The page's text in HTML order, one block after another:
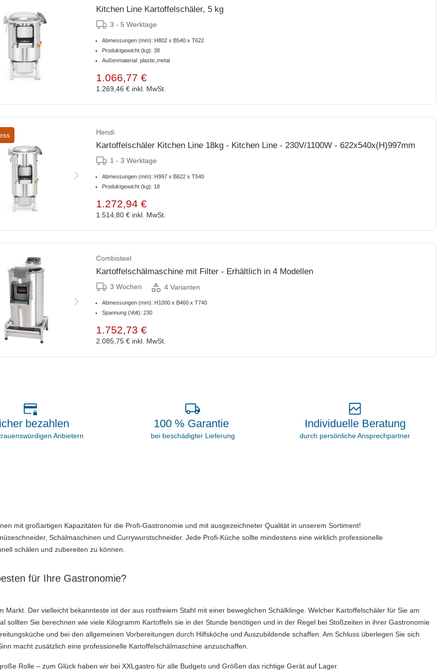
Kitchen Line Kartoffelschäler, 5 kg
3 - 5 Werktage
Abmessungen (mm): H802 x B540 x T622
Produktgewicht (kg): 38
Außenmaterial: plastic,metal
1.066,77 €
1.269,46 € inkl. MwSt.
Hendi
Kartoffelschäler Kitchen Line 18kg - Kitchen Line - 230V/1100W - 622x540x(H)997mm
1 - 3 Werktage
Abmessungen (mm): H997 x B622 x T540
Produktgewicht (kg): 18
1.272,94 €
1.514,80 € inkl. MwSt.
Combisteel
Kartoffelschälmaschine mit Filter - Erhältlich in 4 Modellen
3 Wochen 4 Varianten
Abmessungen (mm): H1000 x B460 x T740
Spannung (Volt): 230
1.752,73 €
2.085,75 € inkl. MwSt.
bezahlen
Anbietern
100 % Garantie
bei beschädigter Lieferung
Individuelle Beratung
durch persönliche Ansprechpartner
mit großartigen Kapazitäten für die Profi-Gastronomie und mit ausgezeichneter Qualität in unserem Sortiment!
Schälmaschinen und Currywurstschneider. Jede Profi-Küche sollte mindestens eine wirklich professionelle
schälen und zubereiten zu können.
für Ihre Gastronomie?
Der vielleicht bekannteste ist der aus rostfreiem Stahl mit einer beweglichen Schälklinge. Welcher Kartoffelschäler für Sie am
sollten Sie berechnen wie viele Kilogramm Kartoffeln sie in der Stunde benötigen und in der Regel bei Stoßzeiten in ihrer Gastronomie
und bei den allgemeinen Vorbereitungen durch Hilfsköche und Auszubildende schaffen. Am Schluss überlegen Sie sich
macht zusätzlich eine professionelle Kartoffelschälmaschine anzuschaffen.
Rolle – zum Glück haben wir bei XXLgastro für alle Budgets und Größen das richtige Gerät auf Lager.